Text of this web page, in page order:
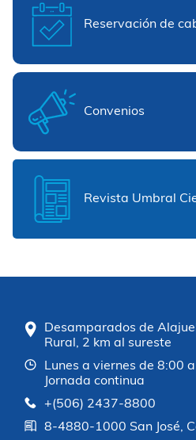
Reservación de
Convenios
Revista Umbral
Desamparados de
Rural, 2 km al sureste
Lunes a viernes de 8:00
Jornada continua
+(506) 2437-8800
8-4880-1000 San José,